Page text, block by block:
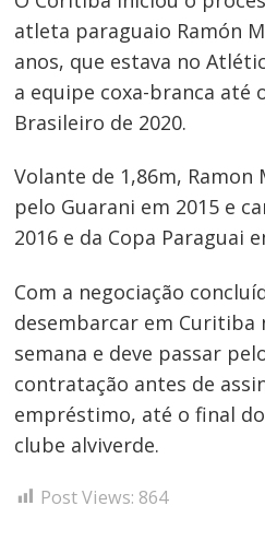
atleta paraguaio Ramón
anos, que estava no
a equipe coxa-branca até
Brasileiro de 2020.
Volante de 1,86m,
pelo Guarani em 2015 e
2016 e da Copa Paraguai
Com a negociação
desembarcar em Curitiba
semana e deve passar
contratação antes de
empréstimo, até o final
clube alviverde.
Post Views: 864
Navegação